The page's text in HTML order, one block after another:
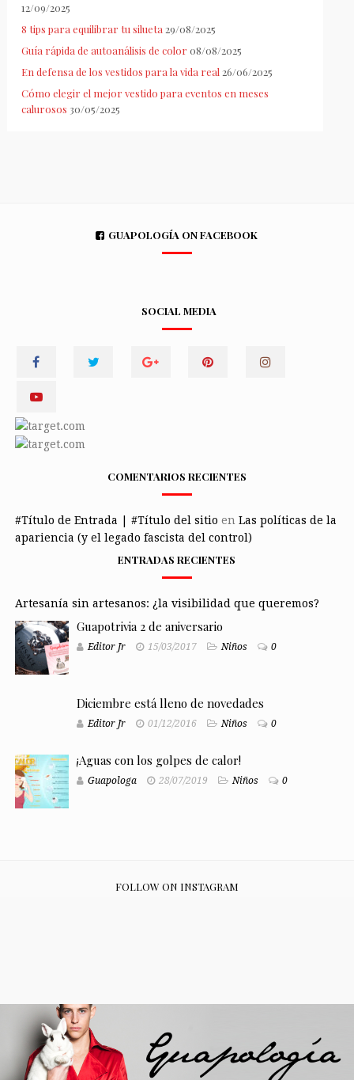
12/09/2025
8 tips para equilibrar tu silueta 29/08/2025
Guía rápida de autoanálisis de color 08/08/2025
En defensa de los vestidos para la vida real 26/06/2025
Cómo elegir el mejor vestido para eventos en meses
calurosos 30/05/2025
GUAPOLOGÍA ON FACEBOOK
SOCIAL MEDIA
COMENTARIOS RECIENTES
#Título de Entrada | #Título del sitio en Las políticas de la
apariencia (y el legado fascista del control)
ENTRADAS RECIENTES
Artesanía sin artesanos: ¿la visibilidad que queremos?
Guapotrivia 2 de aniversario
Editor Jr 15/03/2017 Niños 0
Diciembre está lleno de novedades
Editor Jr 01/12/2016 Niños 0
¡Aguas con los golpes de calor!
Guapologa 28/07/2019 Niños 0
FOLLOW ON INSTAGRAM